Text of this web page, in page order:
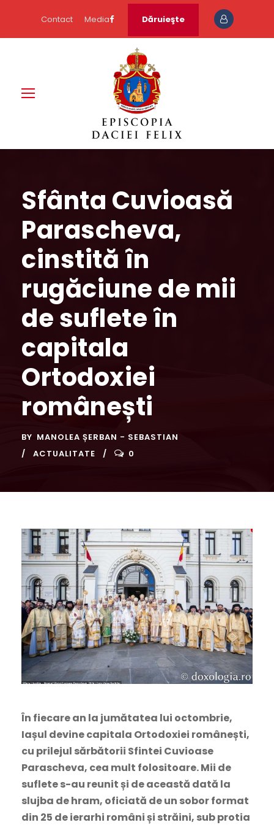
Contact Media Dăruieşte
Sfânta Cuvioasă
Parascheva,
cinstită în
rugăciune de mii
de suflete în
capitala
Ortodoxiei
românești
BY MANOLEA ȘERBAN - SEBASTIAN
ACTUALITATE
0
În fiecare an la jumătatea lui octombrie,
Iașul devine capitala Ortodoxiei românești,
cu prilejul sărbătorii Sfintei Cuvioase
Parascheva, cea mult folositoare. Mii de
suflete s-au reunit și de această dată la
slujba de hram, oficiată de un sobor format
din 25 de ierarhi români și străini, sub protia